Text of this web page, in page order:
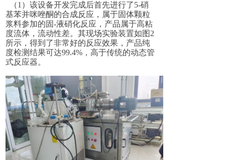
（1 ）该设备开发完成后首先进行了5-硝
基苯并咪唑酮的合成反 应 ，属于固体颗粒
浆料参加的固-液硝化反应，产品属于高粘
度流体，流动性差。其现场实验装置如图 2
所示，得到了非常好的反应效果 ， 产品纯
度检测结果可达99.4% ，高于传统的动态管
式反应器。